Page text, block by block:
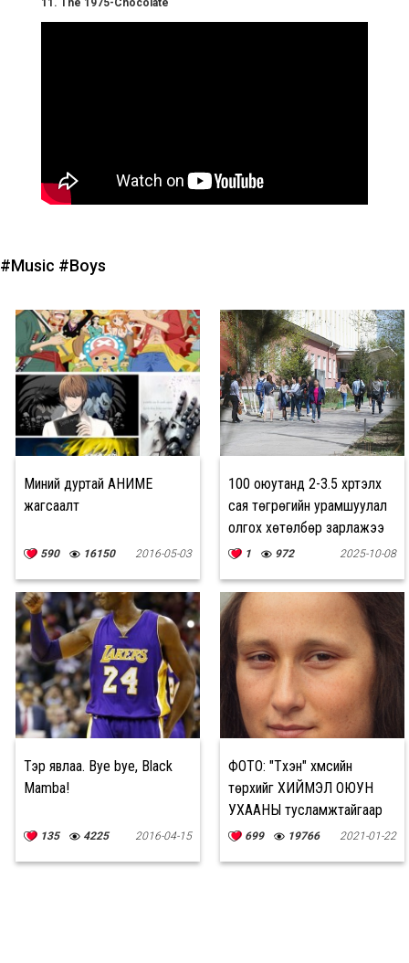
#Music #Boys
Миний дуртай АНИМЕ
жагсаалт
590 16150 2016-05-03
100 оюутанд 2-3.5 хүртэлх
сая төгрөгийн урамшуулал
олгох хөтөлбөр зарлажээ
1 972 2025-10-08
Тэр явлаа. Bye bye, Black
Mamba!
135 4225 2016-04-15
ФОТО: "Түүхэн" хүмүүсийн
төрхийг ХИЙМЭЛ ОЮУН
УХААНЫ тусламжтайгаар
сэргээжээ
699 19766 2021-01-22